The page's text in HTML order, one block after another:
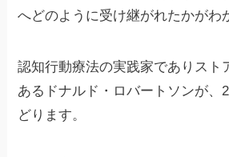
へどのように受け継がれたかがわ
認知行動療法の実践家でありスト
あるドナルド・ロバートソンが、
どります。